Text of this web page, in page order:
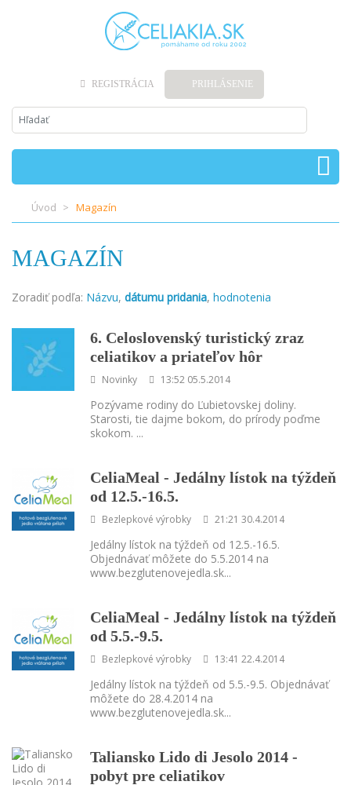
REGISTRÁCIA PRIHLÁSENIE
Úvod Magazín
MAGAZÍN
Zoradiť podľa: Názvu, dátumu pridania, hodnotenia
6. Celoslovenský turistický zraz
celiatikov a priateľov hôr
Novinky 13:52 05.5.2014
Pozývame rodiny do Ľubietovskej doliny.
Starosti, tie dajme bokom, do prírody poďme
skokom. ...
CeliaMeal - Jedálny lístok na týždeň
od 12.5.-16.5.
Bezlepkové výrobky 21:21 30.4.2014
Jedálny lístok na týždeň od 12.5.-16.5.
Objednávať môžete do 5.5.2014 na
www.bezglutenovejedla.sk...
CeliaMeal - Jedálny lístok na týždeň
od 5.5.-9.5.
Bezlepkové výrobky 13:41 22.4.2014
Jedálny lístok na týždeň od 5.5.-9.5. Objednávať
môžete do 28.4.2014 na
www.bezglutenovejedla.sk...
Taliansko Lido di Jesolo 2014 -
pobyt pre celiatikov